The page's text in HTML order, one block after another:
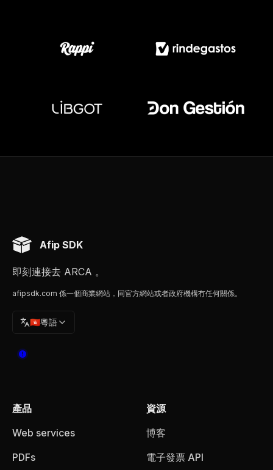
Afip SDK
即刻連接去 ARCA 。
afipsdk.com 係一個商業網站，同官方網站或者政府機構冇任何關係。
🇭🇰粵語
產品
Web services
PDFs
資源
博客
電子發票 API